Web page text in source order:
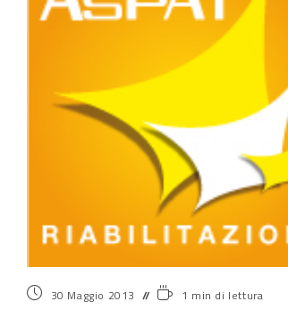
30 Maggio 2013 1 min di lettura